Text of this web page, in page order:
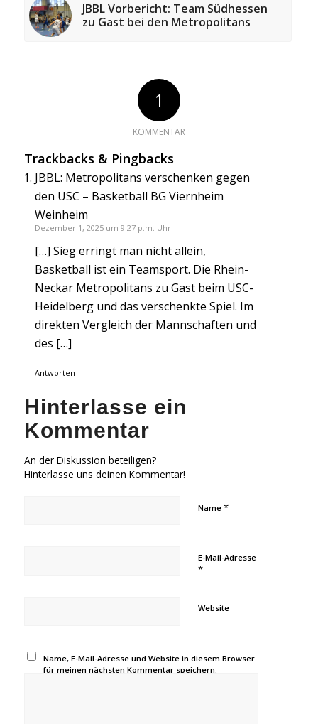
JBBL Vorbericht: Team Südhessen
zu Gast bei den Metropolitans
1
KOMMENTAR
Trackbacks & Pingbacks
JBBL: Metropolitans verschenken gegen
den USC – Basketball BG Viernheim
Weinheim
Dezember 1, 2025 um 9:27 p.m. Uhr
[…] Sieg erringt man nicht allein,
Basketball ist ein Teamsport. Die Rhein-
Neckar Metropolitans zu Gast beim USC-
Heidelberg und das verschenkte Spiel. Im
direkten Vergleich der Mannschaften und
des […]
Antworten
Hinterlasse ein
Kommentar
An der Diskussion beteiligen?
Hinterlasse uns deinen Kommentar!
Name *
E-Mail-Adresse
*
Website
Name, E-Mail-Adresse und Website in diesem Browser
für meinen nächsten Kommentar speichern.